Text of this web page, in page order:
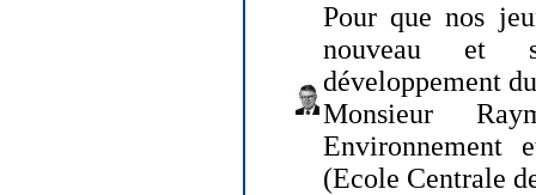
Pour que nos
nouveau et
développement
Monsieur
Environnement
(Ecole Centrale